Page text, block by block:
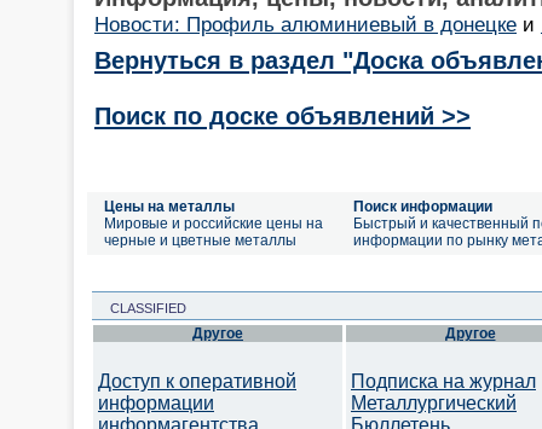
Новости: Профиль алюминиевый в донецке и
Вернуться в раздел "Доска
Поиск по доске объявлений >>
Цены на металлы
Мировые и российские цены на
черные и цветные металлы
Поиск информации
Быстрый и качественный
информации по рынку
CLASSIFIED
Другое
Доступ к оперативной
информации
информагентства
Другое
Подписка на журнал
Металлургический
Бюллетень